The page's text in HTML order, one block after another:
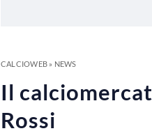
CALCIOWEB» NEWS
Il
Rossi